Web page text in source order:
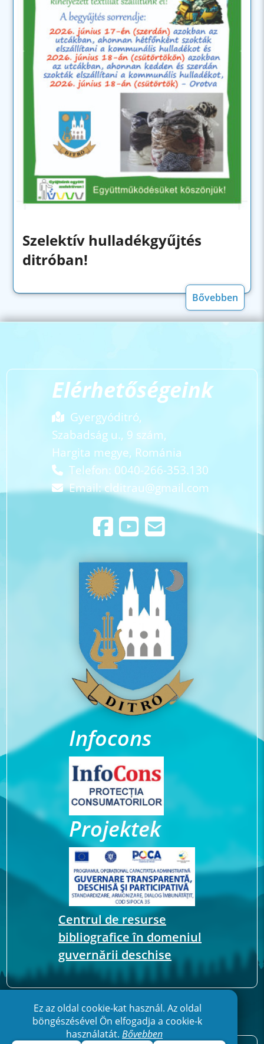
Szelektív hulladékgyűjtés
ditróban!
Bővebben
Elérhetőségeink
Gyergyóditró,
Szabadság u., 9 szám,
Hargita megye, Románia
Telefon: 0040-266-353.130
Email:clditrau@gmail.com
Infocons
Projektek
Centrul de resurse
bibliografice în domeniul
guvernării deschise
Ez az oldal cookie-kat használ. Az oldal
böngészésével Ön elfogadja a cookie-k
használatát.Bővebben